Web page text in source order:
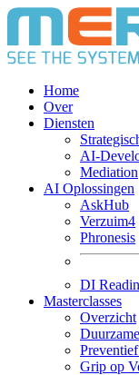
Home
Over
Diensten
AI-
Mediation
AI Oplossingen
AskHub
Verzuim4
Phronesis
DI
Masterclasses
Overzicht
Grip op